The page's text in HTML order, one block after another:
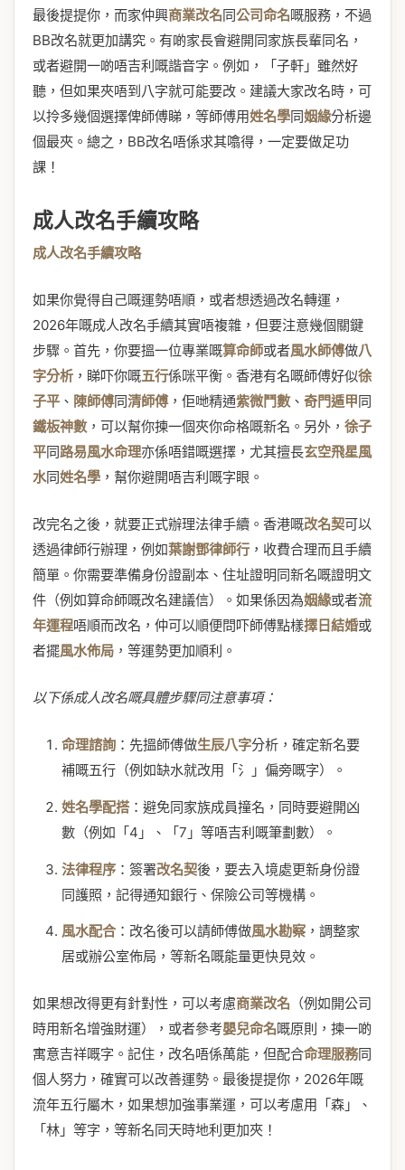
最後提提你，而家仲興商業改名同公司命名嘅服務，不過
BB改名就更加講究。有啲家長會避開同家族長輩同名，
或者避開一啲唔吉利嘅諧音字。例如，「子軒」雖然好
聽，但如果夾唔到八字就可能要改。建議大家改名時，可
以拎多幾個選擇俾師傅睇，等師傅用姓名學同姻緣分析邊
個最夾。總之，BB改名唔係求其噏得，一定要做足功
課！
成人改名手續攻略
成人改名手續攻略
如果你覺得自己嘅運勢唔順，或者想透過改名轉運，
2026年嘅成人改名手續其實唔複雜，但要注意幾個關鍵
步驟。首先，你要搵一位專業嘅算命師或者風水師傅做八
字分析 ，睇吓你嘅五行係咪平衡。香港有名嘅師傅好似徐
子平 、 陳師傅同清師傅，佢哋精通紫微鬥數、 奇門遁甲同
鐵板神數，可以幫你揀一個夾你命格嘅新名。另外， 徐子
平同路易風水命理亦係唔錯嘅選擇，尤其擅長玄空飛星風
水同姓名學 ，幫你避開唔吉利嘅字眼。
改完名之後，就要正式辦理法律手續。香港嘅改名契可以
透過律師行辦理，例如葉謝鄧律師行 ，收費合理而且手續
簡單。你需要準備身份證副本、住址證明同新名嘅證明文
件（例如算命師嘅改名建議信）。如果係因為姻緣或者流
年運程唔順而改名，仲可以順便問吓師傅點樣擇日結婚或
者擺風水佈局 ，等運勢更加順利。
以下係成人改名嘅具體步驟同注意事項：
命理諮詢 ：先搵師傅做生辰八字分析，確定新名要
補嘅五行（例如缺水就改用「氵」偏旁嘅字）。
姓名學配搭 ：避免同家族成員撞名，同時要避開凶
數（例如「4」、「7」等唔吉利嘅筆劃數）。
法律程序 ：簽署改名契後，要去入境處更新身份證
同護照，記得通知銀行、保險公司等機構。
風水配合：改名後可以請師傅做風水勘察 ，調整家
居或辦公室佈局，等新名嘅能量更快見效。
如果想改得更有針對性，可以考慮商業改名 （例如開公司
時用新名增強財運），或者參考嬰兒命名嘅原則，揀一啲
寓意吉祥嘅字。記住，改名唔係萬能，但配合命理服務同
個人努力，確實可以改善運勢。最後提提你，2026年嘅
流年五行屬木，如果想加強事業運，可以考慮用「森」、
「林」等字，等新名同天時地利更加夾！